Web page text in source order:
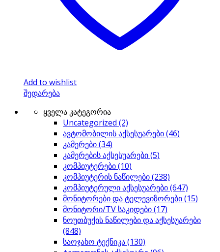
Add to wishlist
შედარება
ყველა კატეგორია
Uncategorized (2)
ავტომობილის აქსესუარები(46)
კამერები(34)
კამერების აქსესუარები(5)
კომპიუტერები(10)
კომპიუტერის ნაწილები(238)
კომპიუტერული აქსესუარები(647)
მონიტორები და ტელევიზორები(15)
მონიტორი/TV საკიდები(17)
ნოუთბუქის ნაწილები და აქსესუარები
(848)
საოჯახო ტექნიკა(130)